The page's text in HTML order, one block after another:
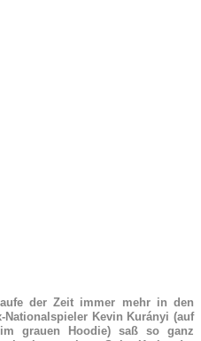
der Zeit immer mehr in den
Nationalspieler Kevin Kurányi (auf
grauen Hoodie) saß so ganz